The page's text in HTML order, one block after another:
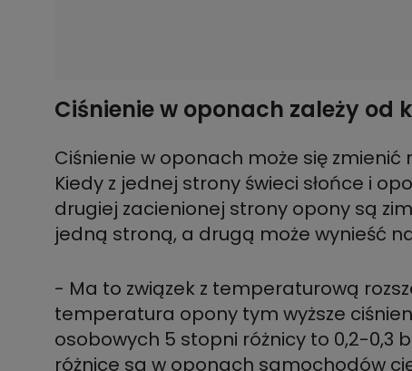
Ciśnienie w oponach zależy od
Ciśnienie w oponach może się
Kiedy z jednej strony świeci słońce i
drugiej zacienionej strony opony są
jedną stroną, a drugą może wynieść
- Ma to związek z temperaturową
temperatura opony tym wyższe
osobowych 5 stopni różnicy to 0,2-0,3
różnice są w oponach samochodów